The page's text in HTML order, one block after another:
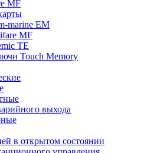
MF
marine EM
MF
TE
Touch Memory
выхода
в открытом состоянии